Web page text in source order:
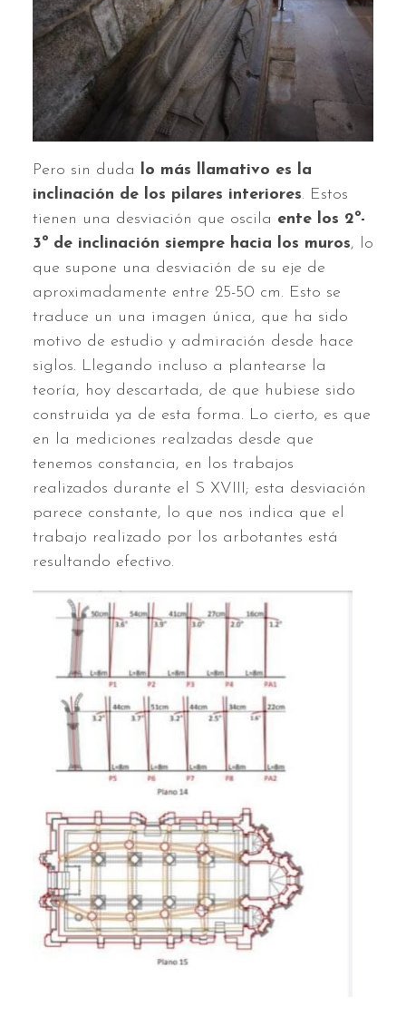
Pero sin duda lo más llamativo es la
inclinación de los pilares interiores. Estos
tienen una desviación que oscila ente los 2º-
3º de inclinación siempre hacia los muros, lo
que supone una desviación de su eje de
aproximadamente entre 25-50 cm. Esto se
traduce un una imagen única, que ha sido
motivo de estudio y admiración desde hace
siglos. Llegando incluso a plantearse la
teoría, hoy descartada, de que hubiese sido
construida ya de esta forma. Lo cierto, es que
en la mediciones realzadas desde que
tenemos constancia, en los trabajos
realizados durante el S XVIII; esta desviación
parece constante, lo que nos indica que el
trabajo realizado por los arbotantes está
resultando efectivo.